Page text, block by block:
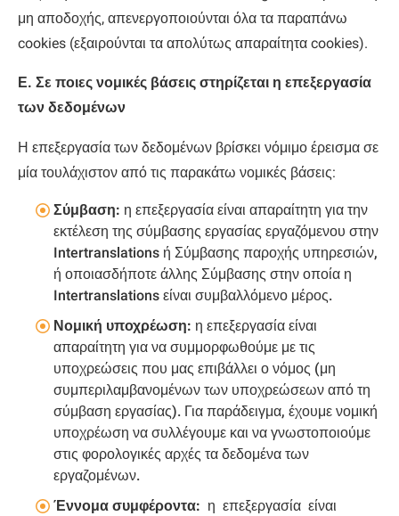
μη αποδοχής, απενεργοποιούνται όλα τα παραπάνω
cookies (εξαιρούνται τα απολύτως απαραίτητα cookies).
Ε. Σε ποιες νομικές βάσεις στηρίζεται η επεξεργασία
των δεδομένων
Η επεξεργασία των δεδομένων βρίσκει νόμιμο έρεισμα σε
μία τουλάχιστον από τις παρακάτω νομικές βάσεις:
Σύμβαση: η επεξεργασία είναι απαραίτητη για την
εκτέλεση της σύμβασης εργασίας εργαζόμενου στην
Intertranslations ή Σύμβασης παροχής υπηρεσιών,
ή οποιασδήποτε άλλης Σύμβασης στην οποία η
Intertranslations είναι συμβαλλόμενο μέρος.
Νομική υποχρέωση: η επεξεργασία είναι
απαραίτητη για να συμμορφωθούμε με τις
υποχρεώσεις που μας επιβάλλει ο νόμος (μη
συμπεριλαμβανομένων των υποχρεώσεων από τη
σύμβαση εργασίας). Για παράδειγμα, έχουμε νομική
υποχρέωση να συλλέγουμε και να γνωστοποιούμε
στις φορολογικές αρχές τα δεδομένα των
εργαζομένων.
Έννομα συμφέροντα: η επεξεργασία είναι